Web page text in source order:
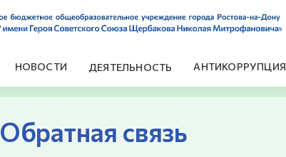
НОВОСТИ ДЕЯТЕЛЬНОСТЬ АНТИКОРРУПЦИЯ
Обратная связь